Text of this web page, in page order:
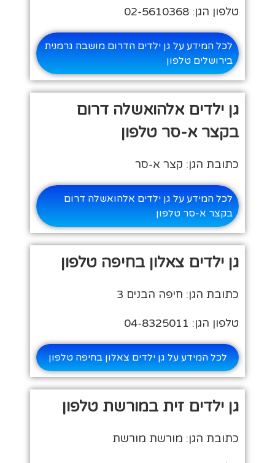
טלפון הגן: 02-5610368
לכל המידע על גן ילדים הדרום מושבה גרמנית
בירושלים טלפון
גן ילדים אלהואשלה דרום
בקצר א-סר טלפון
כתובת הגן: קצר א-סר
לכל המידע על גן ילדים אלהואשלה דרום
בקצר א-סר טלפון
גן ילדים צאלון בחיפה טלפון
כתובת הגן: חיפה הבנים 3
טלפון הגן: 04-8325011
לכל המידע על גן ילדים צאלון בחיפה טלפון
גן ילדים זית במורשת טלפון
כתובת הגן: מורשת מורשת